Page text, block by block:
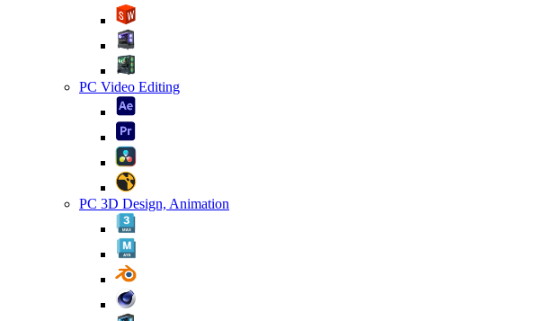
PC Video Editing
PC 3D Design, Animation